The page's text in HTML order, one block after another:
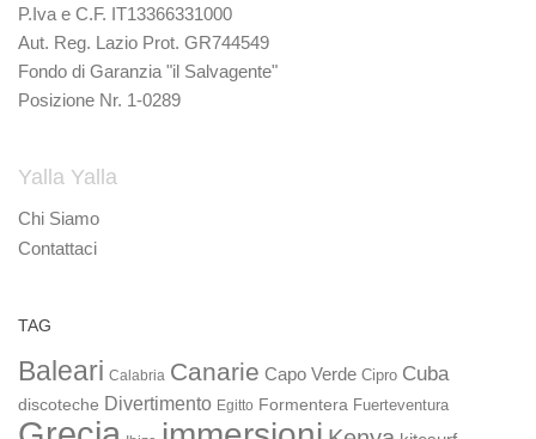
P.Iva e C.F. IT13366331000
Aut. Reg. Lazio Prot. GR744549
Fondo di Garanzia "il Salvagente"
Posizione Nr. 1-0289
Yalla Yalla
Chi Siamo
Contattaci
TAG
Baleari Calabria Canarie Capo Verde Cipro Cuba
discoteche Divertimento Egitto Formentera Fuerteventura